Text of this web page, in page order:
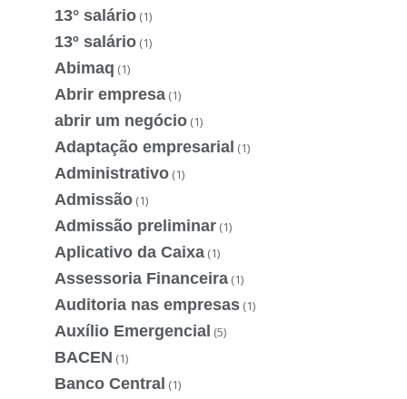
13° salário (1)
13º salário (1)
Abimaq (1)
Abrir empresa (1)
abrir um negócio (1)
Adaptação empresarial (1)
Administrativo (1)
Admissão (1)
Admissão preliminar (1)
Aplicativo da Caixa (1)
Assessoria Financeira (1)
Auditoria nas empresas (1)
Auxílio Emergencial (5)
BACEN (1)
Banco Central (1)